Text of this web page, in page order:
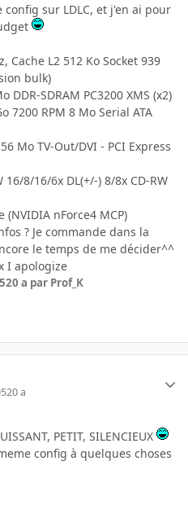
sur LDLC, et j'en ai pour
Cache L2 512 Ko Socket 939
bulk)
DDR-SDRAM PC3200 XMS (x2)
7200 RPM 8 Mo Serial ATA
Mo TV-Out/DVI - PCI Express
16/8/16/6x DL(+/-) 8/8x CD-RW
nForce4 MCP)
? Je commande dans la
le temps de me décider^^
I apologize
20 a par Prof_K
20 a
PETIT, SILENCIEUX
config à quelques choses